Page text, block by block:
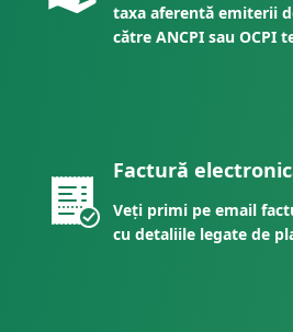
taxa aferentă emiterii
către ANCPI sau OCPI
Factură
Veți primi pe email
cu detaliile legate de